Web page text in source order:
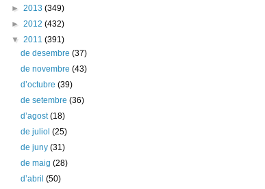
► 2013 (349)
► 2012 (432)
▼ 2011 (391)
de desembre(37)
de novembre(43)
d’octubre(39)
de setembre(36)
d’agost(18)
de juliol(25)
de juny(31)
de maig(28)
d’abril(50)